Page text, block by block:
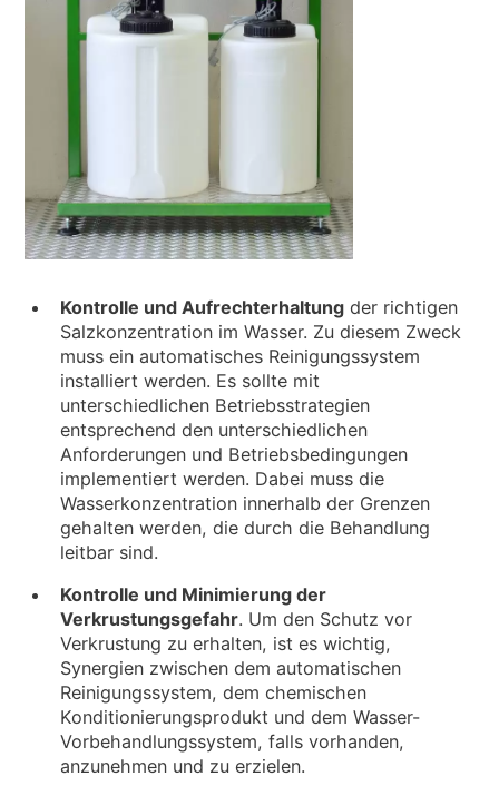
Kontrolle und Aufrechterhaltung der richtigen
Salzkonzentration im Wasser. Zu diesem Zweck
muss ein automatisches Reinigungssystem
installiert werden. Es sollte mit
unterschiedlichen Betriebsstrategien
entsprechend den unterschiedlichen
Anforderungen und Betriebsbedingungen
implementiert werden. Dabei muss die
Wasserkonzentration innerhalb der Grenzen
gehalten werden, die durch die Behandlung
leitbar sind.
Kontrolle und Minimierung der
Verkrustungsgefahr. Um den Schutz vor
Verkrustung zu erhalten, ist es wichtig,
Synergien zwischen dem automatischen
Reinigungssystem, dem chemischen
Konditionierungsprodukt und dem Wasser-
Vorbehandlungssystem, falls vorhanden,
anzunehmen und zu erzielen.